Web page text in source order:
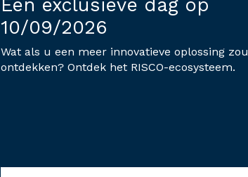
Een exclusieve dag op
10/09/2026
Wat als u een meer innovatieve oplossing zou
ontdekken? Ontdek het RISCO-ecosysteem.